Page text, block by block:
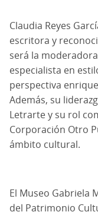
Claudia Reyes
escritora y
será la
especialista en
perspectiva
Además, su
Letrarte y su rol
Corporación Otro
ámbito cultural.
El Museo Gabriela
del Patrimonio